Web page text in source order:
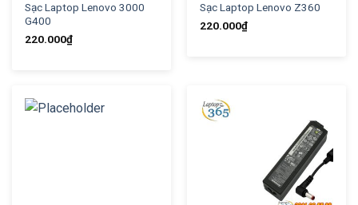
Sạc Laptop Lenovo 3000
G400
220.000₫
Sạc Laptop Lenovo Z360
220.000₫